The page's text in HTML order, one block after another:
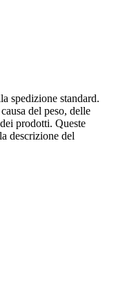
spedizione standard.
del peso, delle
prodotti. Queste
descrizione del